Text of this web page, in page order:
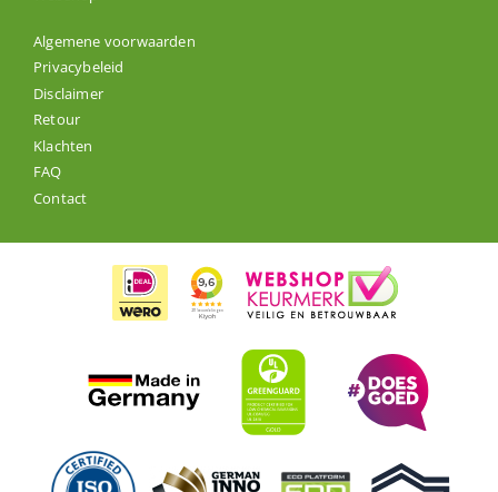
Algemene voorwaarden
Privacybeleid
Disclaimer
Retour
Klachten
FAQ
Contact